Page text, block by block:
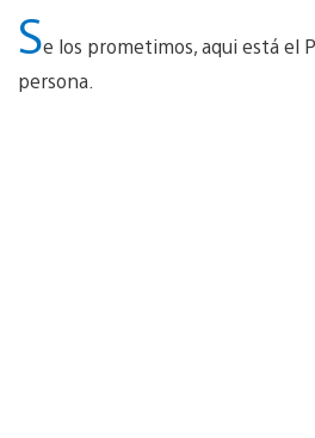
Se los prometimos, aqui está el
persona.